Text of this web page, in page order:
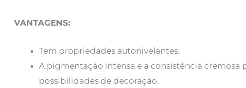
VANTAGENS:
Tem propriedades autonivelantes.
A pigmentação intensa e a consistência
possibilidades de decoração.